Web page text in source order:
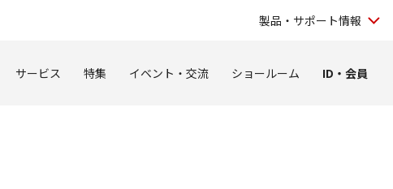
製品・サポート情報
サービス 特集 イベント・交流 ショールーム ID・会員